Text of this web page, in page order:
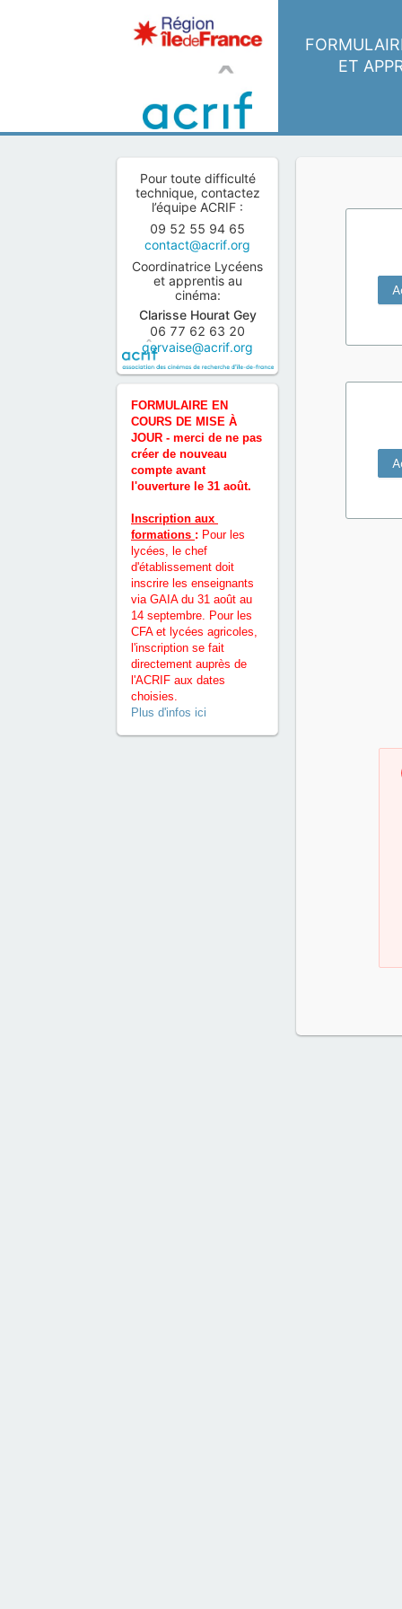
ET
Pour toute difficulté
technique, contactez
l’équipe ACRIF :
09 52 55 94 65
contact@acrif.org
Coordinatrice Lycéens
et apprentis au
cinéma:
Clarisse Hourat Gey
06 77 62 63 20
gervaise@acrif.org
FORMULAIRE EN
COURS DE MISE À
JOUR - merci de ne pas
créer de nouveau
compte avant
l'ouverture le 31 août.
Inscription aux
formations : Pour les
lycées, le chef
d'établissement doit
inscrire les enseignants
via GAIA du 31 août au
14 septembre. Pour les
CFA et lycées agricoles,
l'inscription se fait
directement auprès de
l'ACRIF aux dates
choisies.
Plus d'infos ici